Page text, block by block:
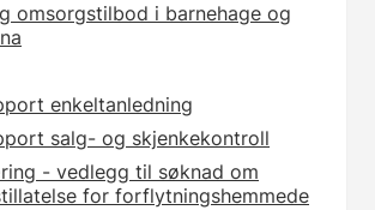
omsorgstilbod i barnehage og
enkeltanledning
salg- og skjenkekontroll
- vedlegg til søknad om
for forflytningshemmede